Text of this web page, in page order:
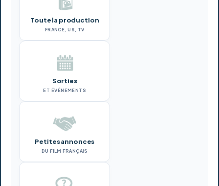
Toute la production
FRANCE, US, TV
Sorties
ET ÉVÉNEMENTS
Petites annonces
DU FILM FRANÇAIS